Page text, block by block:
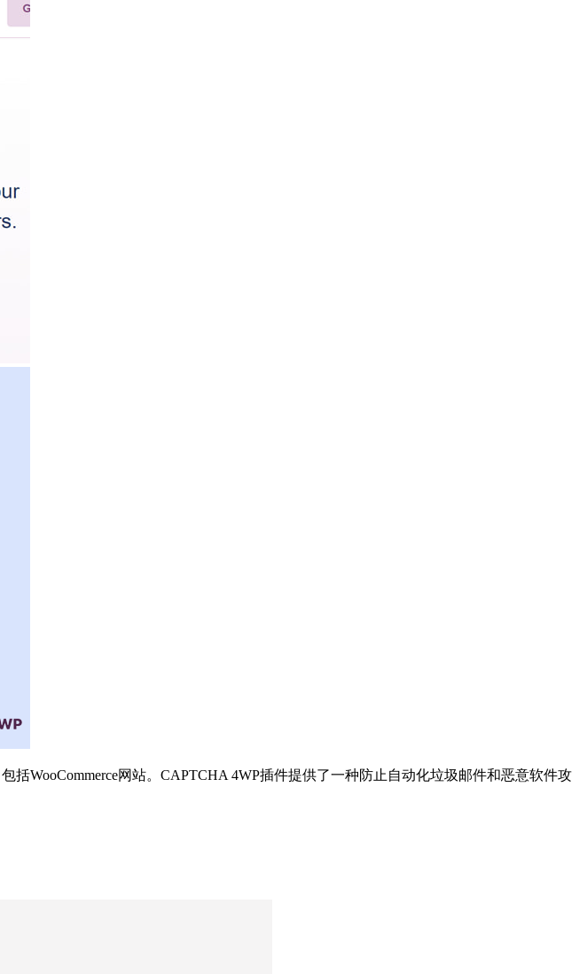
WooCommerce网站。CAPTCHA 4WP插件提供了一种防止自动化垃圾邮件和恶意软件攻